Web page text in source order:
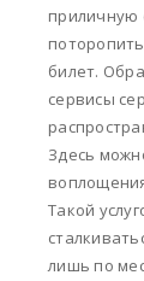
приличную
билет.
сервисы
Здесь
Такой
лишь по